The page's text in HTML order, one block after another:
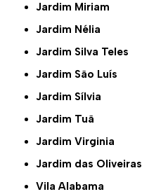
Jardim Miriam
Jardim Nélia
Jardim Silva Teles
Jardim São Luís
Jardim Sílvia
Jardim Tuã
Jardim Virginia
Jardim das Oliveiras
Vila Alabama